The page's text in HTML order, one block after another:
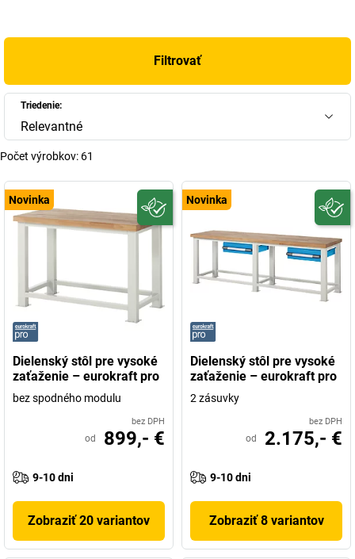
Filtrovať
Triedenie:
Relevantné
Počet výrobkov: 61
Novinka
Dielenský stôl pre vysoké
zaťaženie – eurokraft pro
bez spodného modulu
bez DPH
od 899,- €
9-10 dni
Zobraziť 20 variantov
Novinka
Dielenský stôl pre vysoké
zaťaženie – eurokraft pro
2 zásuvky
bez DPH
od 2.175,- €
9-10 dni
Zobraziť 8 variantov